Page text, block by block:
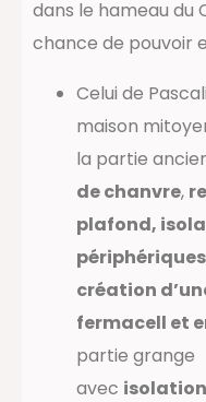
dans le hameau du
chance de pouvoir
Celui de
maison
la partie
de chanvre,
plafond,
création
fermacell et
partie grange
avec